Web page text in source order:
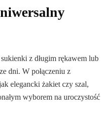
z długim rękawem lub
dni. W połączeniu z
elegancki żakiet czy szal,
wyborem na uroczystość